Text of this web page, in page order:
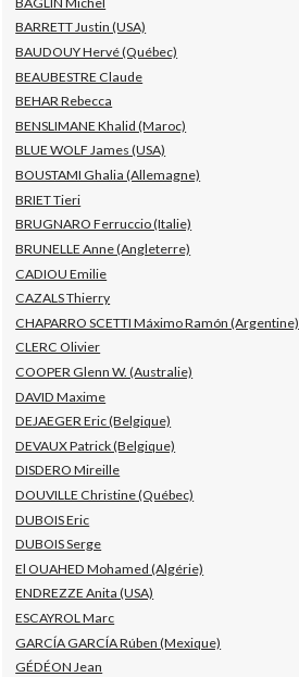
BARRETT Justin (USA)
BAUDOUY Hervé (Québec)
BEAUBESTRE Claude
BEHAR Rebecca
BENSLIMANE Khalid (Maroc)
BLUE WOLF James (USA)
BOUSTAMI Ghalia (Allemagne)
BRIET Tieri
BRUGNARO Ferruccio (Italie)
BRUNELLE Anne (Angleterre)
CADIOU Emilie
CAZALS Thierry
CHAPARRO SCETTI Máximo Ramón (Argentine)
CLERC Olivier
COOPER Glenn W. (Australie)
DAVID Maxime
DEJAEGER Eric (Belgique)
DEVAUX Patrick (Belgique)
DISDERO Mireille
DOUVILLE Christine (Québec)
DUBOIS Eric
DUBOIS Serge
El OUAHED Mohamed (Algérie)
ENDREZZE Anita (USA)
ESCAYROL Marc
GARCÍA GARCÍA Rúben (Mexique)
GÉDÉON Jean